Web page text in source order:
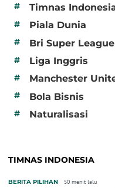
#
Timnas
# Piala Dunia
# Bri Super League
# Liga Inggris
# Manchester
# Bola Bisnis
# Naturalisasi
TIMNAS INDONESIA
BERITA PILIHAN 50 menit lalu